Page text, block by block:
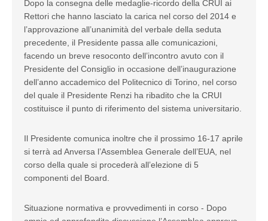
Dopo la consegna delle medaglie-ricordo della CRUI ai
Rettori che hanno lasciato la carica nel corso del 2014 e
l’approvazione all’unanimità del verbale della seduta
precedente, il Presidente passa alle comunicazioni,
facendo un breve resoconto dell’incontro avuto con il
Presidente del Consiglio in occasione dell’inaugurazione
dell’anno accademico del Politecnico di Torino, nel corso
del quale il Presidente Renzi ha ribadito che la CRUI
costituisce il punto di riferimento del sistema universitario.
Il Presidente comunica inoltre che il prossimo 16-17 aprile
si terrà ad Anversa l’Assemblea Generale dell’EUA, nel
corso della quale si procederà all’elezione di 5
componenti del Board.
Situazione normativa e provvedimenti in corso - Dopo